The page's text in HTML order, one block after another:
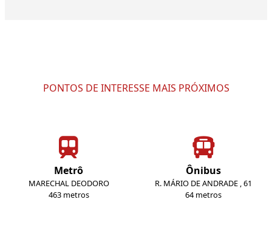
PONTOS DE INTERESSE MAIS PRÓXIMOS
Metrô
MARECHAL DEODORO
463 metros
Ônibus
R. MÁRIO DE ANDRADE , 61
64 metros